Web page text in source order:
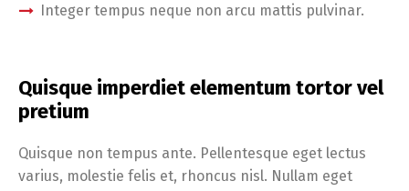
Integer tempus neque non arcu mattis pulvinar.
Quisque imperdiet elementum tortor vel
pretium
Quisque non tempus ante. Pellentesque eget lectus
varius, molestie felis et, rhoncus nisl. Nullam eget